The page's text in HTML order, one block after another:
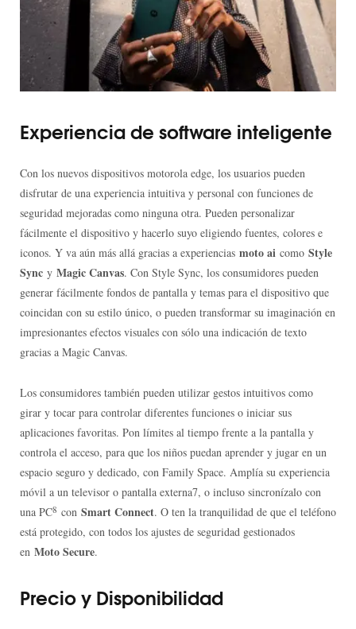
Experiencia de software inteligente
Con los nuevos dispositivos motorola edge, los usuarios pueden
disfrutar de una experiencia intuitiva y personal con funciones de
seguridad mejoradas como ninguna otra. Pueden personalizar
fácilmente el dispositivo y hacerlo suyo eligiendo fuentes, colores e
iconos. Y va aún más allá gracias a experiencias moto ai como Style
Sync y Magic Canvas. Con Style Sync, los consumidores pueden
generar fácilmente fondos de pantalla y temas para el dispositivo que
coincidan con su estilo único, o pueden transformar su imaginación en
impresionantes efectos visuales con sólo una indicación de texto
gracias a Magic Canvas.
Los consumidores también pueden utilizar gestos intuitivos como
girar y tocar para controlar diferentes funciones o iniciar sus
aplicaciones favoritas. Pon límites al tiempo frente a la pantalla y
controla el acceso, para que los niños puedan aprender y jugar en un
espacio seguro y dedicado, con Family Space. Amplía su experiencia
móvil a un televisor o pantalla externa7, o incluso sincronízalo con
una PC8 con Smart Connect. O ten la tranquilidad de que el teléfono
está protegido, con todos los ajustes de seguridad gestionados
en Moto Secure.
Precio y Disponibilidad